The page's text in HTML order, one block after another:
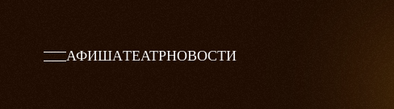
АФИШАТЕАТРНОВОСТИ